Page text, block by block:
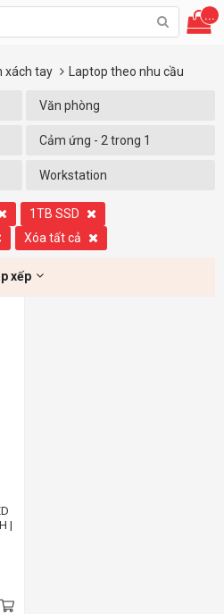
...
xách tay Laptop theo nhu cầu
Văn phòng
Cảm ứng - 2 trong 1
Workstation
1TB SSD
Xóa tất cả
xếp
|